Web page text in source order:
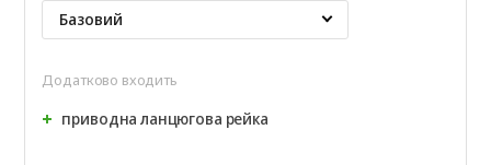
Базовий
Додатково входить
приводна ланцюгова рейка